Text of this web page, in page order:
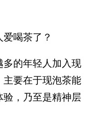
喝茶了？
的年轻人加入现
要在于现泡茶能
，乃至是精神层